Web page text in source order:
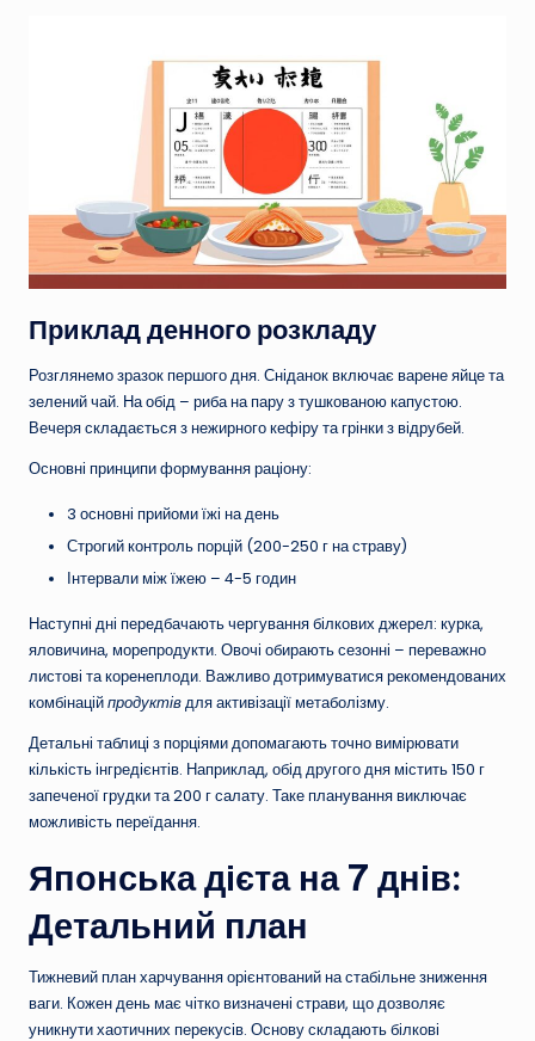
Приклад денного розкладу
Розглянемо зразок першого дня. Сніданок включає варене яйце та
зелений чай. На обід – риба на пару з тушкованою капустою.
Вечеря складається з нежирного кефіру та грінки з відрубей.
Основні принципи формування раціону:
3 основні прийоми їжі на день
Строгий контроль порцій (200-250 г на страву)
Інтервали між їжею – 4-5 годин
Наступні дні передбачають чергування білкових джерел: курка,
яловичина, морепродукти. Овочі обирають сезонні – переважно
листові та коренеплоди. Важливо дотримуватися рекомендованих
комбінаційпродуктівдля активізації метаболізму.
Детальні таблиці з порціями допомагають точно вимірювати
кількість інгредієнтів. Наприклад, обід другого дня містить 150 г
запеченої грудки та 200 г салату. Таке планування виключає
можливість переїдання.
Японська дієта на 7 днів:
Детальний план
Тижневий план харчування орієнтований на стабільне зниження
ваги. Кожен день має чітко визначені страви, що дозволяє
уникнути хаотичних перекусів. Основу складають білкові